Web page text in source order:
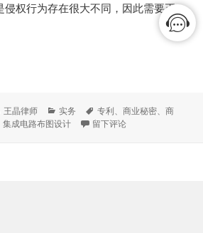
侵权行为存在很大不同，因此需要正
产权行为总结
作
者
王晶律师
分
类
实务
标
签
专利、商业秘密、商
集成电路布图设计 于涉嫌侵犯知识产权行为总结
留下评论